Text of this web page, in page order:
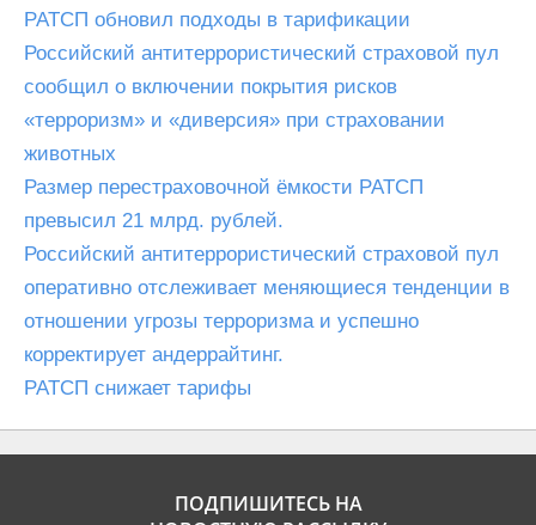
РАТСП обновил подходы в тарификации
Российский антитеррористический страховой пул
сообщил о включении покрытия рисков
«терроризм» и «диверсия» при страховании
животных
Размер перестраховочной ёмкости РАТСП
превысил 21 млрд. рублей.
Российский антитеррористический страховой пул
оперативно отслеживает меняющиеся тенденции в
отношении угрозы терроризма и успешно
корректирует андеррайтинг.
РАТСП снижает тарифы
ПОДПИШИТЕСЬ НА